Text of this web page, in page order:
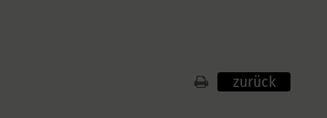
zurück